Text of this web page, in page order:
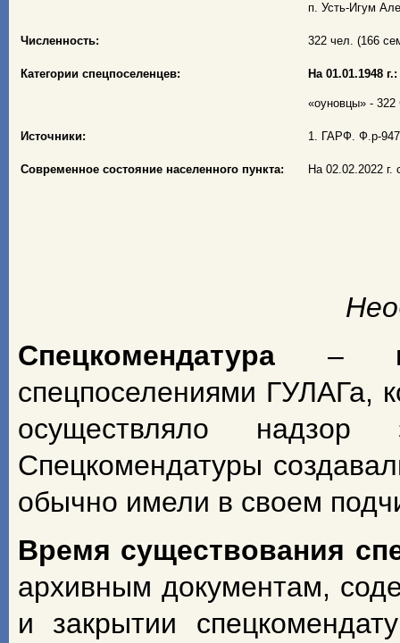
п. Усть-Игум
Численность: 322 чел. (166
Категории спецпоселенцев: На 01.01.1948 г.:
«оуновцы» -
Источники: 1. ГАРФ. Ф.р-
Современное состояние населенного пункта: На 02.02.2022 г.
Спецкомендатура –
спецпоселениями ГУЛАГа,
осуществляло надзор
Спецкомендатуры
обычно имели в своем
Время существования
архивным документам,
и закрытии